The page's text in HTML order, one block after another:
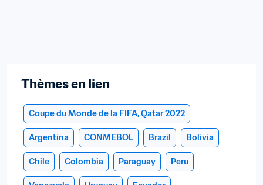
Thèmes en lien
Coupe du Monde de la FIFA, Qatar 2022
Argentina CONMEBOL Brazil Bolivia
Chile Colombia Paraguay Peru